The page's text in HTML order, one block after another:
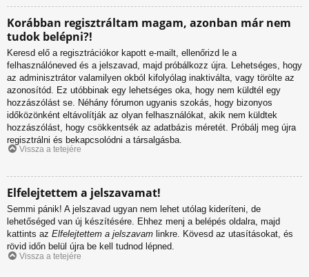
Korábban regisztráltam magam, azonban már nem
tudok belépni?!
Keresd elő a regisztrációkor kapott e-mailt, ellenőrizd le a
felhasználóneved és a jelszavad, majd próbálkozz újra. Lehetséges, hogy
az adminisztrátor valamilyen okból kifolyólag inaktiválta, vagy törölte az
azonosítód. Ez utóbbinak egy lehetséges oka, hogy nem küldtél egy
hozzászólást se. Néhány fórumon ugyanis szokás, hogy bizonyos
időközönként eltávolítják az olyan felhasználókat, akik nem küldtek
hozzászólást, hogy csökkentsék az adatbázis méretét. Próbálj meg újra
regisztrálni és bekapcsolódni a társalgásba.
Vissza a tetejére
Elfelejtettem a jelszavamat!
Semmi pánik! A jelszavad ugyan nem lehet utólag kideríteni, de
lehetőséged van új készítésére. Ehhez menj a belépés oldalra, majd
kattints az Elfelejtettem a jelszavam linkre. Kövesd az utasításokat, és
rövid időn belül újra be kell tudnod lépned.
Vissza a tetejére